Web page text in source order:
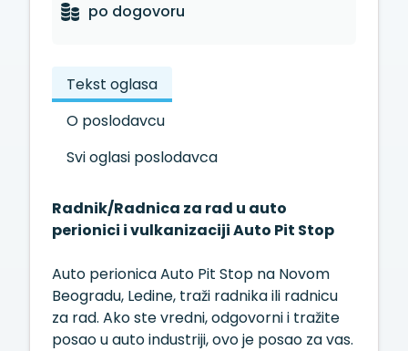
po dogovoru
Tekst oglasa
O poslodavcu
Svi oglasi poslodavca
Radnik/Radnica za rad u auto
perionici i vulkanizaciji Auto Pit Stop
Auto perionica Auto Pit Stop na Novom
Beogradu, Ledine, traži radnika ili radnicu
za rad. Ako ste vredni, odgovorni i tražite
posao u auto industriji, ovo je posao za vas.